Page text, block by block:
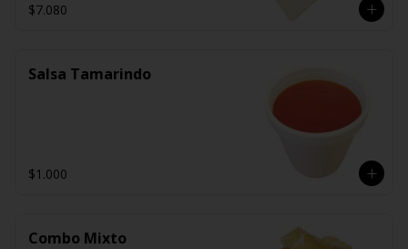
$7.080
Salsa Tamarindo
$1.000
Combo Mixto